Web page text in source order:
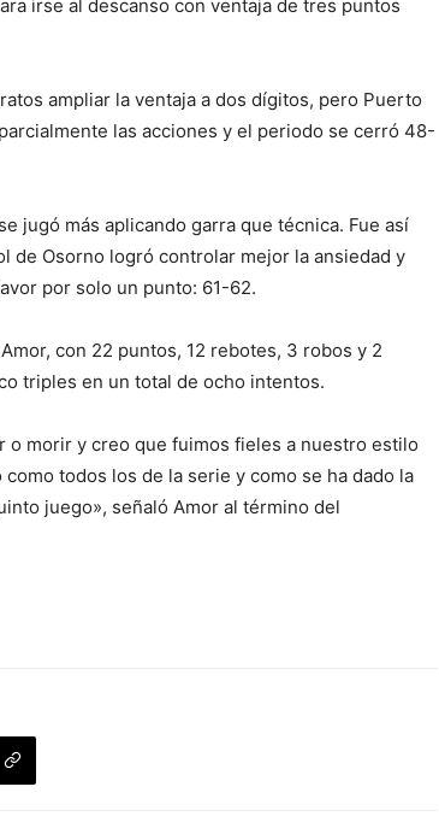
irse al descanso con ventaja de tres puntos
ampliar la ventaja a dos dígitos, pero Puerto
las acciones y el periodo se cerró 48-
jugó más aplicando garra que técnica. Fue así
de Osorno logró controlar mejor la ansiedad y
por solo un punto: 61-62.
con 22 puntos, 12 rebotes, 3 robos y 2
triples en un total de ocho intentos.
o morir y creo que fuimos fieles a nuestro estilo
todos los de la serie y como se ha dado la
juego», señaló Amor al término del